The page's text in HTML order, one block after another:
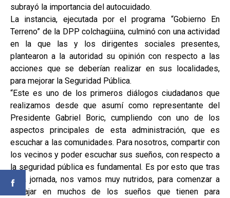
subrayó la importancia del autocuidado.
La instancia, ejecutada por el programa “Gobierno En
Terreno” de la DPP colchagüina, culminó con una actividad
en la que las y los dirigentes sociales presentes,
plantearon a la autoridad su opinión con respecto a las
acciones que se deberían realizar en sus localidades,
para mejorar la Seguridad Pública.
“Este es uno de los primeros diálogos ciudadanos que
realizamos desde que asumí como representante del
Presidente Gabriel Boric, cumpliendo con uno de los
aspectos principales de esta administración, que es
escuchar a las comunidades. Para nosotros, compartir con
los vecinos y poder escuchar sus sueños, con respecto a
la seguridad pública es fundamental. Es por esto que tras
esta jornada, nos vamos muy nutridos, para comenzar a
trabajar en muchos de los sueños que tienen para